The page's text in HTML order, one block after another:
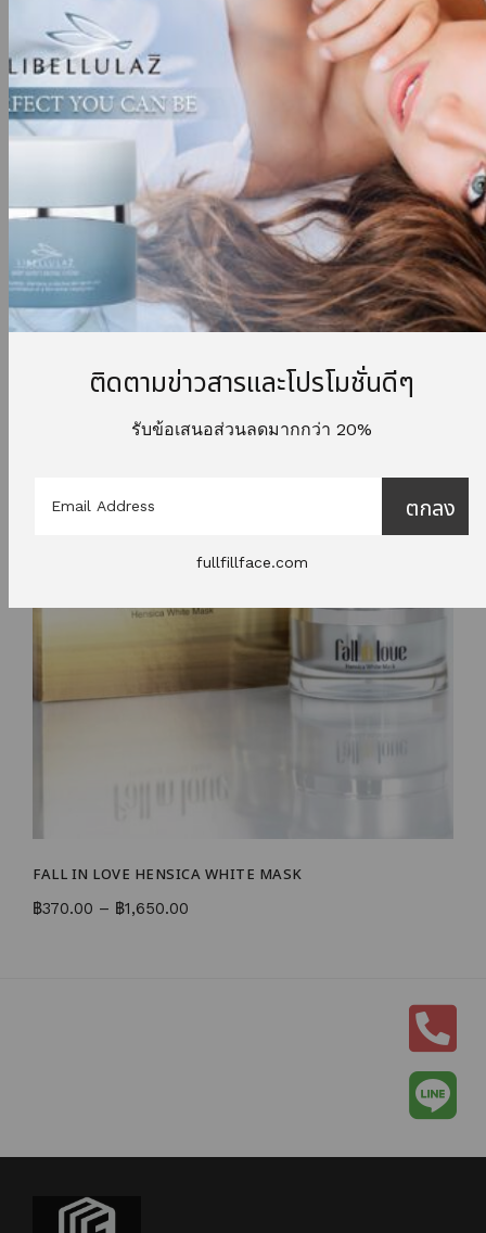
Email *
Here’s some of our most popular products people
are in love with.
FALL IN LOVE HENSICA WHITE MASK
฿370.00 – ฿1,650.00
ติดตามข่าวสารและโปรโมชั่นดีๆ
รับข้อเสนอส่วนลดมากกว่า 20%
ตกลง
fullfillface.com